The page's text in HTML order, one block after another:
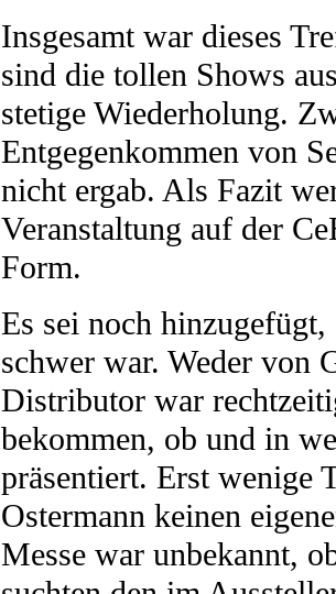
Insgesamt war dieses
sind die tollen Shows
stetige Wiederholung.
Entgegenkommen von
nicht ergab. Als Fazit
Veranstaltung auf der
Form.
Es sei noch
schwer war. Weder von
Distributor war
bekommen, ob und in
präsentiert. Erst wenige
Ostermann keinen
Messe war unbekannt,